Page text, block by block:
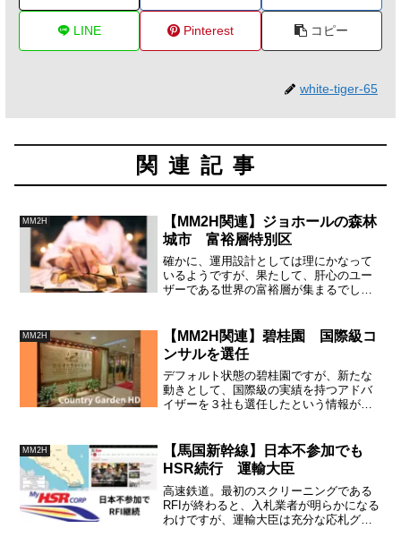
LINE Pinterest コピー
white-tiger-65
関連記事
MM2H
【MM2H関連】ジョホールの森林
城市 富裕層特別区
確かに、運用設計としては理にかなって
いるようですが、果たして、肝心のユー
ザーである世界の富裕層が集まるでしょ
なり、本人の資産運用拠点をここに持っ
てくるでしょうか？
MM2H
【MM2H関連】碧桂園 国際級コ
ンサルを選任
デフォルト状態の碧桂園ですが、新たな
動きとして、国際級の実績を持つアドバ
イザーを３社も選任したという情報があ
と思われます。債権者との話し合いは来
年第一四半期を予定しています。
MM2H
【馬国新幹線】日本不参加でも
HSR続行 運輸大臣
高速鉄道。最初のスクリーニングである
RFIが終わると、入札業者が明らかになる
わけですが、運輸大臣は充分な応札グル